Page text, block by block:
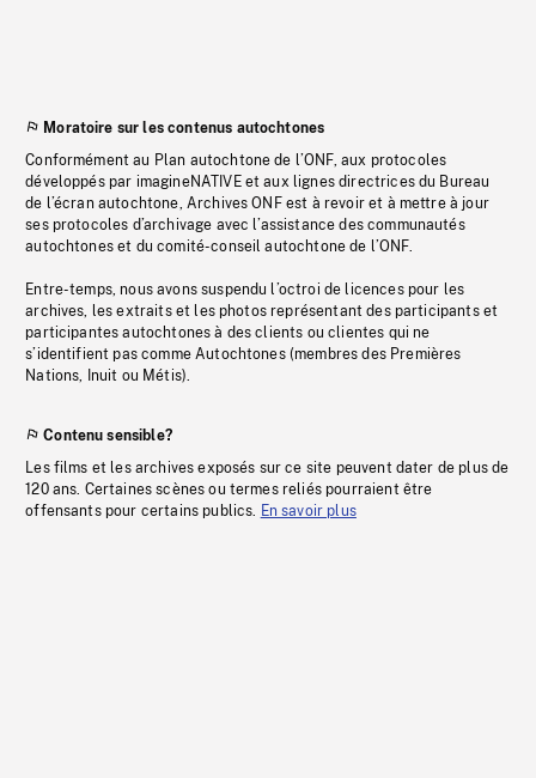
Moratoire sur les contenus autochtones
Conformément au Plan autochtone de l’ONF, aux protocoles
développés par imagineNATIVE et aux lignes directrices du Bureau
de l’écran autochtone, Archives ONF est à revoir et à mettre à jour
ses protocoles d’archivage avec l’assistance des communautés
autochtones et du comité-conseil autochtone de l’ONF.
Entre-temps, nous avons suspendu l’octroi de licences pour les
archives, les extraits et les photos représentant des participants et
participantes autochtones à des clients ou clientes qui ne
s’identifient pas comme Autochtones (membres des Premières
Nations, Inuit ou Métis).
Contenu sensible?
Les films et les archives exposés sur ce site peuvent dater de plus de
120 ans. Certaines scènes ou termes reliés pourraient être
offensants pour certains publics. En savoir plus